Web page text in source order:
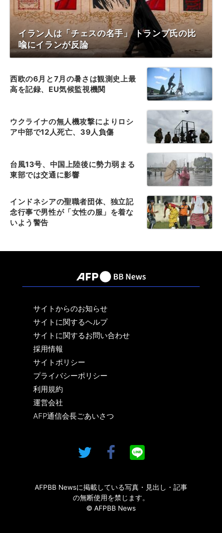
イラン人は「チェスの名手」 トランプ氏の比
喩にイランが反論
西欧の6月と7月の暑さは観測史上最
高を記録、EU気候監視機関
ウクライナの無人機攻撃によりロシ
ア中部で12人死亡、39人負傷
台風13号、中国上陸後に勢力弱まる
東部では交通に影響
インドネシアの聖職者団体、独立記
念行事で男性が「女性の服」を着な
いよう警告
サイトからのお知らせ
サイトに関するヘルプ
サイトに関するお問い合わせ
採用情報
サイトポリシー
プライバシーポリシー
利用規約
運営会社
AFP通信会長ごあいさつ
AFPBB Newsに掲載している写真・見出し・記事
の無断使用を禁じます。
© AFPBB News